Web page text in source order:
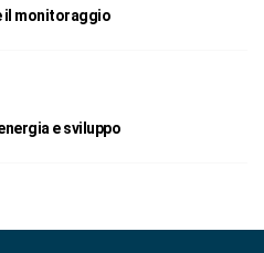
il monitoraggio
e sviluppo